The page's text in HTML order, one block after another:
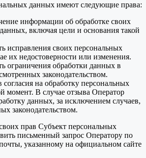
данных имеют следующие права:
информации об обработке своих
включая цели и основания такой
исправления своих персональных
их недостоверности или изменения.
ограничения обработки данных в
законодательством.
на обработку персональных
момент. В случае отзыва Оператор
данных, за исключением случаев,
законодательством.
прав Субъект персональных
письменный запрос Оператору по
указанному на официальном сайте